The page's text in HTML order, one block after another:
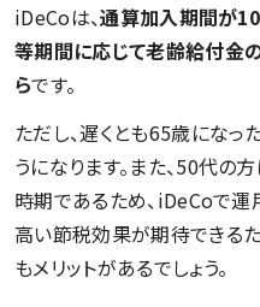
iDeCoは、通算加入期間が
等期間に応じて老齢給付金
らです。
ただし、遅くとも65歳にな
うになります。また、50代
時期であるため、iDeCoで運
高い節税効果が期待できる
もメリットがあるでしょう。